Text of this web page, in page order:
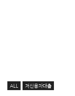
ALL 저신용자대출